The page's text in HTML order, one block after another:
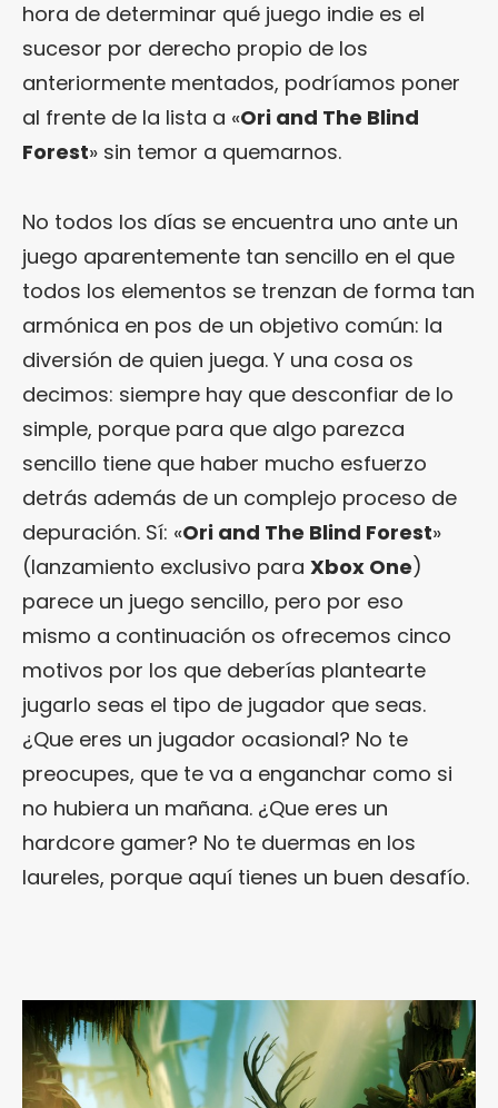
hora de determinar qué juego indie es el
sucesor por derecho propio de los
anteriormente mentados, podríamos poner
al frente de la lista a «Ori and The Blind
Forest» sin temor a quemarnos.
No todos los días se encuentra uno ante un
juego aparentemente tan sencillo en el que
todos los elementos se trenzan de forma tan
armónica en pos de un objetivo común: la
diversión de quien juega. Y una cosa os
decimos: siempre hay que desconfiar de lo
simple, porque para que algo parezca
sencillo tiene que haber mucho esfuerzo
detrás además de un complejo proceso de
depuración. Sí: «Ori and The Blind Forest»
(lanzamiento exclusivo para Xbox One)
parece un juego sencillo, pero por eso
mismo a continuación os ofrecemos cinco
motivos por los que deberías plantearte
jugarlo seas el tipo de jugador que seas.
¿Que eres un jugador ocasional? No te
preocupes, que te va a enganchar como si
no hubiera un mañana. ¿Que eres un
hardcore gamer? No te duermas en los
laureles, porque aquí tienes un buen desafío.